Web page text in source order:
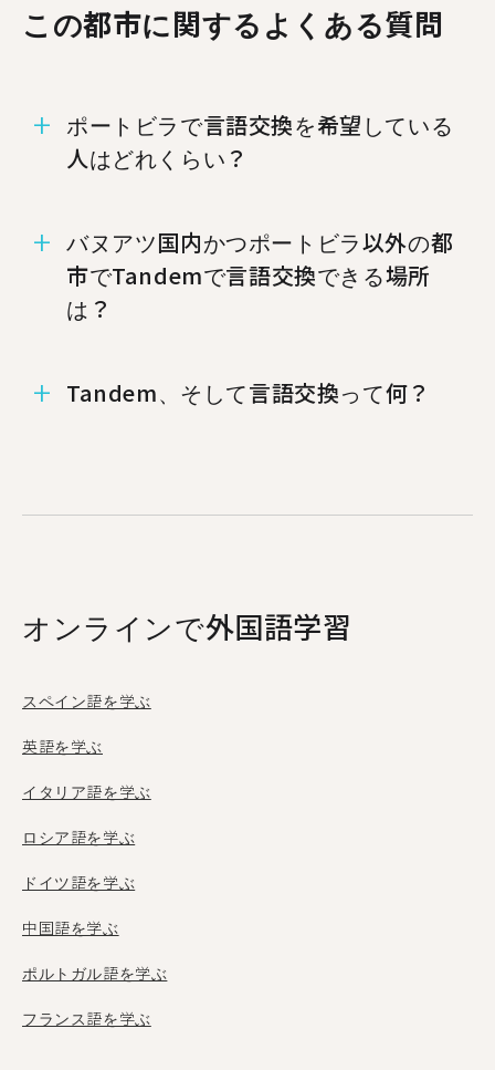
この都市に関するよくある質問
ポートビラで言語交換を希望している
人はどれくらい？
バヌアツ国内かつポートビラ以外の都
市でTandemで言語交換できる場所
は？
%%randomCity%%でもTandemが使えます.
Tandem、そして言語交換って何？
習アプリです。 毎月50万人以上ものユーザーが
オンラインで外国語学習
スペイン語を学ぶ
英語を学ぶ
イタリア語を学ぶ
ロシア語を学ぶ
ドイツ語を学ぶ
中国語を学ぶ
ポルトガル語を学ぶ
フランス語を学ぶ